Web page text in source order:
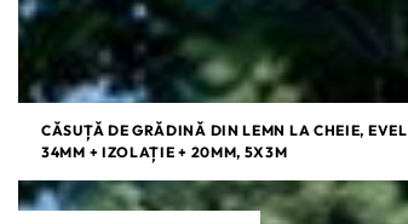
CĂSUȚĂ DE GRĂDINĂ DIN LEMN LA CHEIE,
34MM + IZOLAȚIE + 20MM, 5X3M